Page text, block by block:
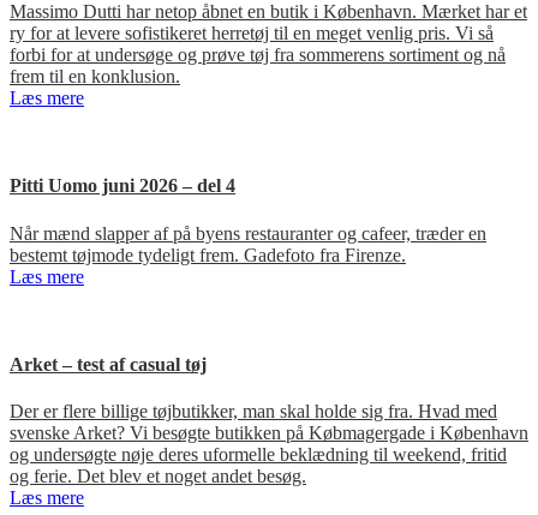
Massimo Dutti har netop åbnet en butik i København. Mærket har et
ry for at levere sofistikeret herretøj til en meget venlig pris. Vi så
forbi for at undersøge og prøve tøj fra sommerens sortiment og nå
frem til en konklusion.
Læs mere
Pitti Uomo juni 2026 – del 4
Når mænd slapper af på byens restauranter og cafeer, træder en
bestemt tøjmode tydeligt frem. Gadefoto fra Firenze.
Læs mere
Arket – test af casual tøj
Der er flere billige tøjbutikker, man skal holde sig fra. Hvad med
svenske Arket? Vi besøgte butikken på Købmagergade i København
og undersøgte nøje deres uformelle beklædning til weekend, fritid
og ferie. Det blev et noget andet besøg.
Læs mere